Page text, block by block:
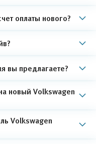
оплаты нового?
вы предлагаете?
новый Volkswagen
Volkswagen